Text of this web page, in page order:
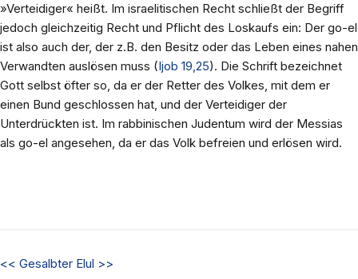
»Verteidiger« heißt. Im israelitischen Recht schließt der Begriff
jedoch gleichzeitig Recht und Pflicht des Loskaufs ein: Der go-el
ist also auch der, der z.B. den Besitz oder das Leben eines nahen
Verwandten auslösen muss (Ijob 19,25). Die Schrift bezeichnet
Gott selbst öfter so, da er der Retter des Volkes, mit dem er
einen Bund geschlossen hat, und der Verteidiger der
Unterdrückten ist. Im rabbinischen Judentum wird der Messias
als go-el angesehen, da er das Volk befreien und erlösen wird.
<< Gesalbter Elul >>